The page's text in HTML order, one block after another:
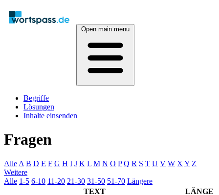
Open main menu
Begriffe
Lösungen
Inhalte einsenden
Fragen
Alle A B D E F G H I J K L M N O P Q R S T U V W X Y Z
Weitere
Alle 1-5 6-10 11-20 21-30 31-50 51-70 Längere
TEXT
LÄNGE